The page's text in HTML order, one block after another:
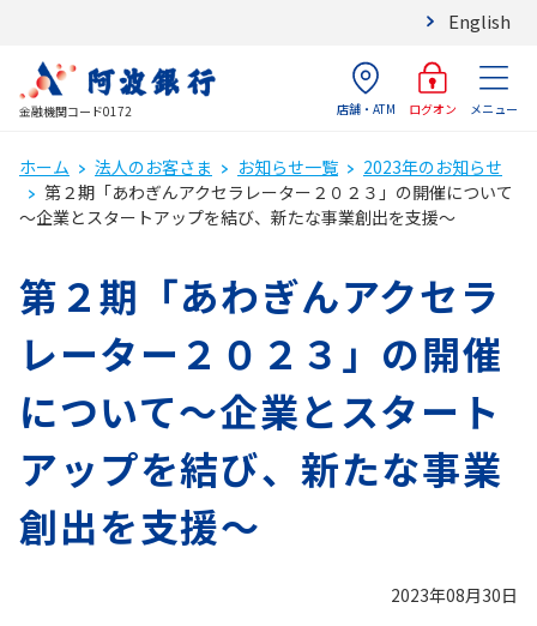
English
金融機関コード0172 店舗・ATM ログオン メニュー
ホーム 法人のお客さま お知らせ一覧
2023年のお知らせ
第２期「あわぎんアクセラレーター２０２３」の開催について
～企業とスタートアップを結び、新たな事業創出を支援～
第２期「あわぎんアクセラ
レーター２０２３」の開催
について～企業とスタート
アップを結び、新たな事業
創出を支援～
2023年08月30日